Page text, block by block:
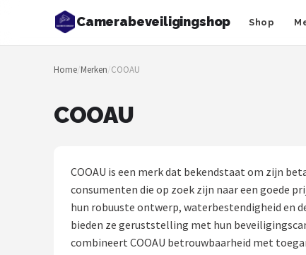
Camerabeveiligingshop Shop
Zoeken
NAVIGATIE
Beveiligingscamera's
Camera Deurbellen
Home/Merken/COOAU
COOAU
COOAU is een merk dat bekendstaat om zijn
consumenten die op zoek zijn naar een goede
hun robuuste ontwerp, waterbestendigheid en
bieden ze geruststelling met hun
combineert COOAU betrouwbaarheid met